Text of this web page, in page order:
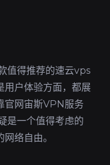
值得推荐的速云vps
用户体验方面，都展
官网宙斯VPN服务
是一个值得考虑的
络自由。